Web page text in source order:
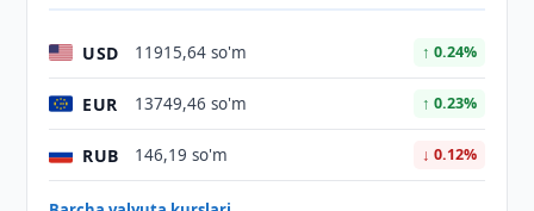
USD 11915,64 so'm ↑ 0.24%
EUR 13749,46 so'm ↑ 0.23%
RUB 146,19 so'm ↓ 0.12%